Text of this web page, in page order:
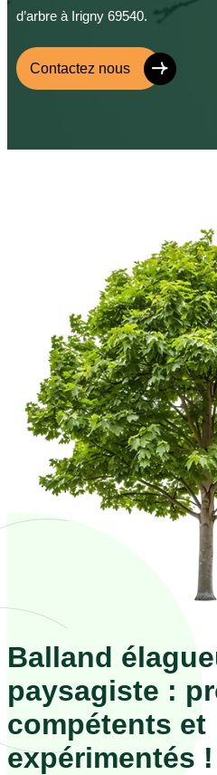
d’arbre à Irigny 69540.
Contactez nous
Balland
paysagiste :
compétents et
expérimentés !